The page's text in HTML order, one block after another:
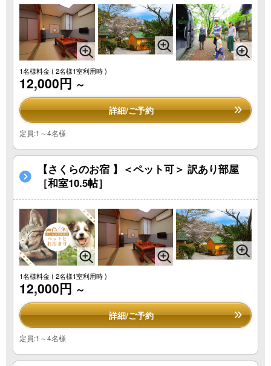
1名様料金( 2名様1室利用時 )
12,000円 ～
詳細/ご予約
定員:1～4名様
【さくらのお宿 】＜ペット可＞ 訳あり部屋
［和室10.5帖］
1名様料金( 2名様1室利用時 )
12,000円 ～
詳細/ご予約
定員:1～4名様